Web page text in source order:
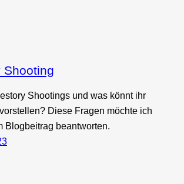
Shooting
Shootings und was könnt ihr
Diese Fragen möchte ich
Blogbeitrag beantworten.